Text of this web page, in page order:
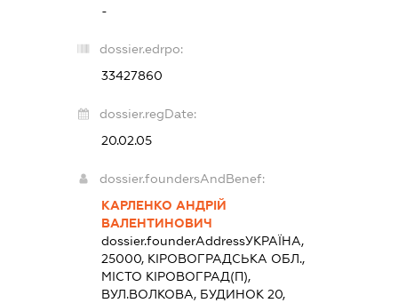
-
dossier.edrpo:
33427860
dossier.regDate:
20.02.05
dossier.foundersAndBenef:
КАРЛЕНКО АНДРІЙ
ВАЛЕНТИНОВИЧ
dossier.founderAddressУКРАЇНА,
25000, КІРОВОГРАДСЬКА ОБЛ.,
МІСТО КІРОВОГРАД(П),
ВУЛ.ВОЛКОВА, БУДИНОК 20,